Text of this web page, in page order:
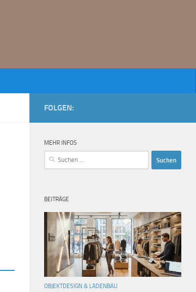
FOLGEN:
MEHR INFOS
Suchen
BEITRÄGE
OBJEKTDESIGN & LADENBAU